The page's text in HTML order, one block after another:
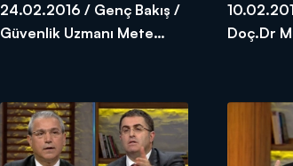
24.02.2016 / Genç Bakış /
Güvenlik Uzmanı Mete
Doç.Dr